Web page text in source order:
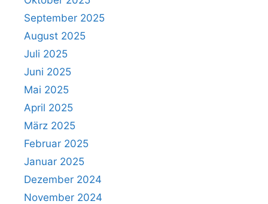
September 2025
August 2025
Juli 2025
Juni 2025
Mai 2025
April 2025
März 2025
Februar 2025
Januar 2025
Dezember 2024
November 2024